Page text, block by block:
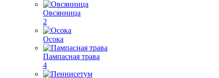
Овсянница
2
Осока
Пампасная трава
4